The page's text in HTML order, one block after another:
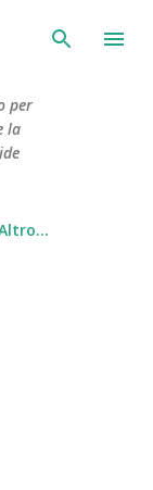
per
la